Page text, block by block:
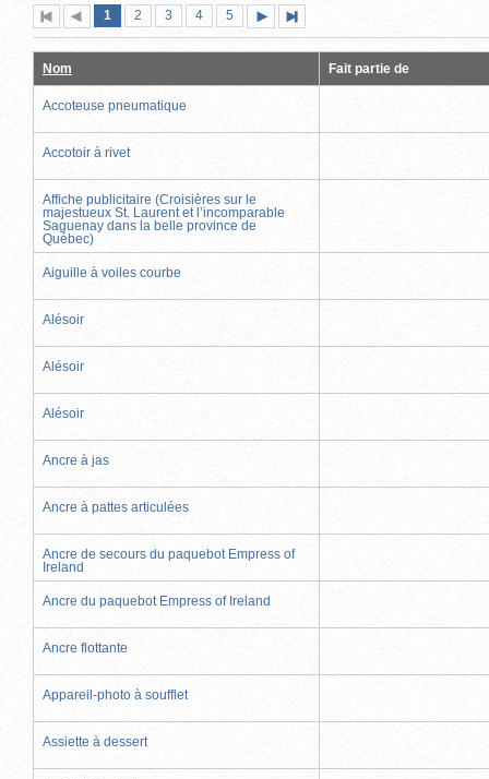
Première
page
Page
précédente
Page
1 (page
actuelle)
Page
2 Page
3 Page
4 Page
5
suivante
page
Nom Fait partie de
Accoteuse pneumatique
Accotoir à rivet
Affiche publicitaire (Croisières sur le
majestueux St. Laurent et l’incomparable
Saguenay dans la belle province de
Québec)
Aiguille à voiles courbe
Alésoir
Alésoir
Alésoir
Ancre à jas
Ancre à pattes articulées
Ancre de secours du paquebot Empress of
Ireland
Ancre du paquebot Empress of Ireland
Ancre flottante
Appareil-photo à soufflet
Assiette à dessert